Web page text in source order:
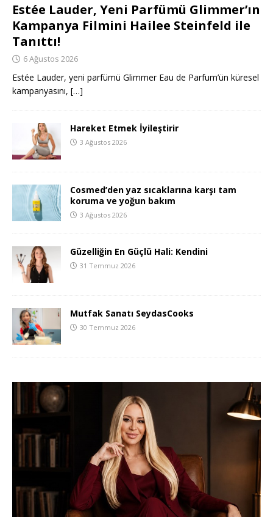
Estée Lauder, Yeni Parfümü Glimmer’ın
Kampanya Filmini Hailee Steinfeld ile
Tanıttı!
6 Ağustos 2026
Estée Lauder, yeni parfümü Glimmer Eau de Parfum’ün küresel
kampanyasını, […]
Hareket Etmek İyileştirir
3 Ağustos 2026
Cosmed’den yaz sıcaklarına karşı tam
koruma ve yoğun bakım
3 Ağustos 2026
Güzelliğin En Güçlü Hali: Kendini
31 Temmuz 2026
Mutfak Sanatı SeydasCooks
30 Temmuz 2026